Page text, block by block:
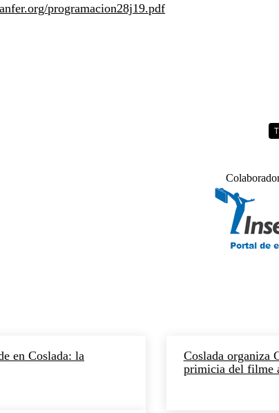
programacion28j19.pdf
en Coslada: la
Coslada organiza
primicia del filme